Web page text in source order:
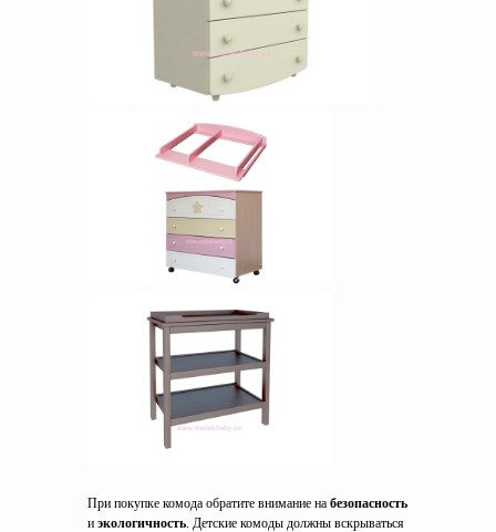
При покупке комода обратите внимание на безопасность
и экологичность. Детские комоды должны вскрываться